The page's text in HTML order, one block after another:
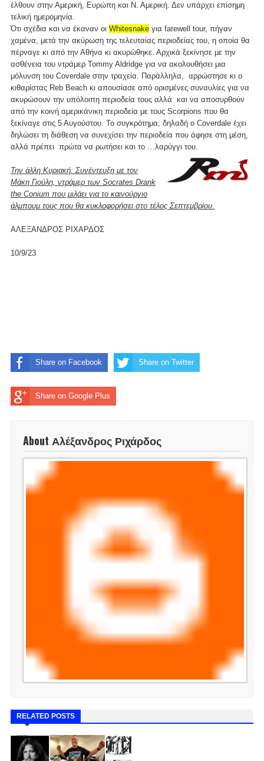
έλθουν στην Αμερική, Ευρώπη και Ν. Αμερική. Δεν υπάρχει επίσημη
τελική ημερομηνία.
Ότι σχέδια και να έκαναν οι Whitesnake για farewell tour, πήγαν
χαμένα, μετά την ακύρωση της τελευταίας περιοδείας του, η οποία θα
πέρναγε κι από την Αθήνα κι ακυρώθηκε. Αρχικά ξεκίνησε με την
ασθένεια του ντράμερ Tommy Aldridge για να ακολουθήσει μια
μόλυνση του Coverdale στην τραχεία. Παράλληλα, αρρώστησε κι ο
κιθαρίστας Reb Beach κι απουσίασε από ορισμένες συναυλίες για να
ακυρώσουν την υπόλοιπη περιοδεία τους αλλά και να αποσυρθούν
από την κοινή αμερικάνικη περιοδεία με τους Scorpions που θα
ξεκίναγε στις 5 Αυγούστου. Το συγκρότημα, δηλαδή ο Coverdale έχει
δηλώσει τη διάθεση να συνεχίσει την περιοδεία που άφησε στη μέση,
αλλά πρέπει πρώτα να ρωτήσει και το …λαρύγγι του.
Την άλλη Κυριακή: Συνέντευξη με τον
Μάκη Γιούλη, ντράμερ των Socrates Drank
the Conium που μιλάει για το καινούργιο
άλμπουμ τους που θα κυκλοφορήσει στο τέλος Σεπτεμβρίου.
ΑΛΕΞΑΝΔΡΟΣ ΡΙΧΑΡΔΟΣ
10/9/23
Share on Facebook Share on Twitter
Share on Google Plus
About Αλέξανδρος Ριχάρδος
RELATED POSTS